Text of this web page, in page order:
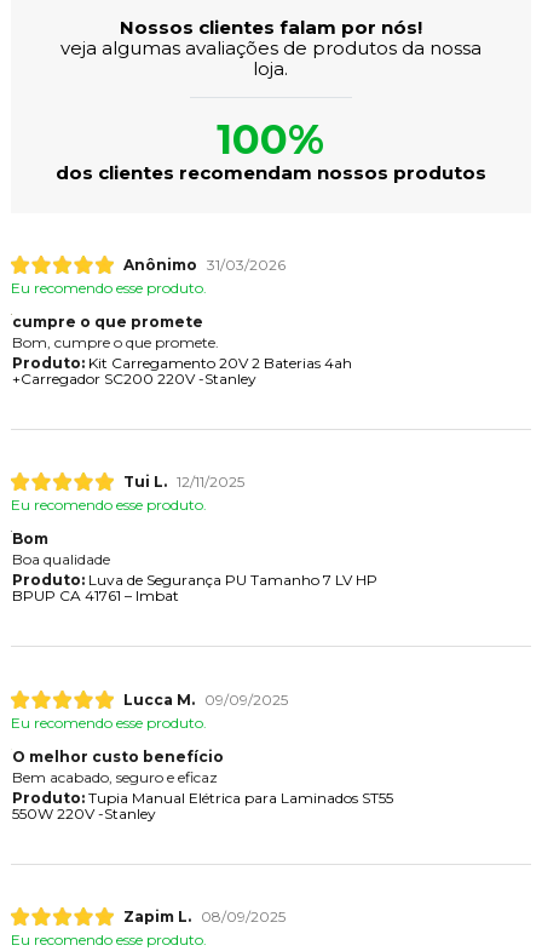
Nossos clientes falam por nós!
veja algumas avaliações de produtos da nossa
loja.
100%
dos clientes recomendam nossos produtos
Anônimo 31/03/2026
Eu recomendo esse produto.
cumpre o que promete
Bom, cumpre o que promete.
Produto:Kit Carregamento 20V 2 Baterias 4ah
+Carregador SC200 220V -Stanley
Tui L. 12/11/2025
Eu recomendo esse produto.
Bom
Boa qualidade
Produto:Luva de Segurança PU Tamanho 7 LV HP
BPUP CA 41761 – Imbat
Lucca M.
09/09/2025
Eu recomendo esse produto.
O melhor custo benefício
Bem acabado, seguro e eficaz
Produto:Tupia Manual Elétrica para Laminados ST55
550W 220V -Stanley
Zapim L.
08/09/2025
Eu recomendo esse produto.